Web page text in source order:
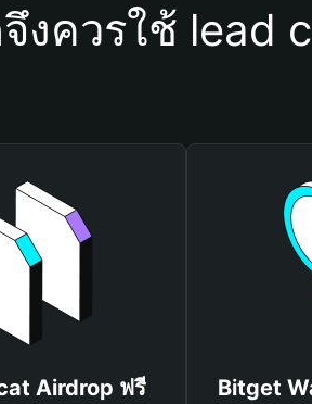
งควรใช้ lead
Airdrop ฟรี
Bitget